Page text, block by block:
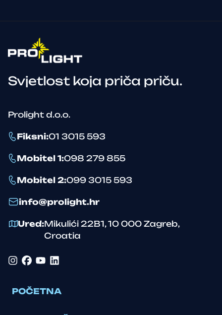
Svjetlost koja priča priču.
Prolight d.o.o.
Fiksni:01 3015 593
Mobitel 1:098 279 855
Mobitel 2:099 3015 593
info@prolight.hr
Ured:Mikulići 22B1,10 000 Zagreb,
Croatia
POČETNA